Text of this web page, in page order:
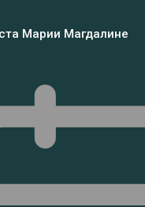
Марии Магдалине